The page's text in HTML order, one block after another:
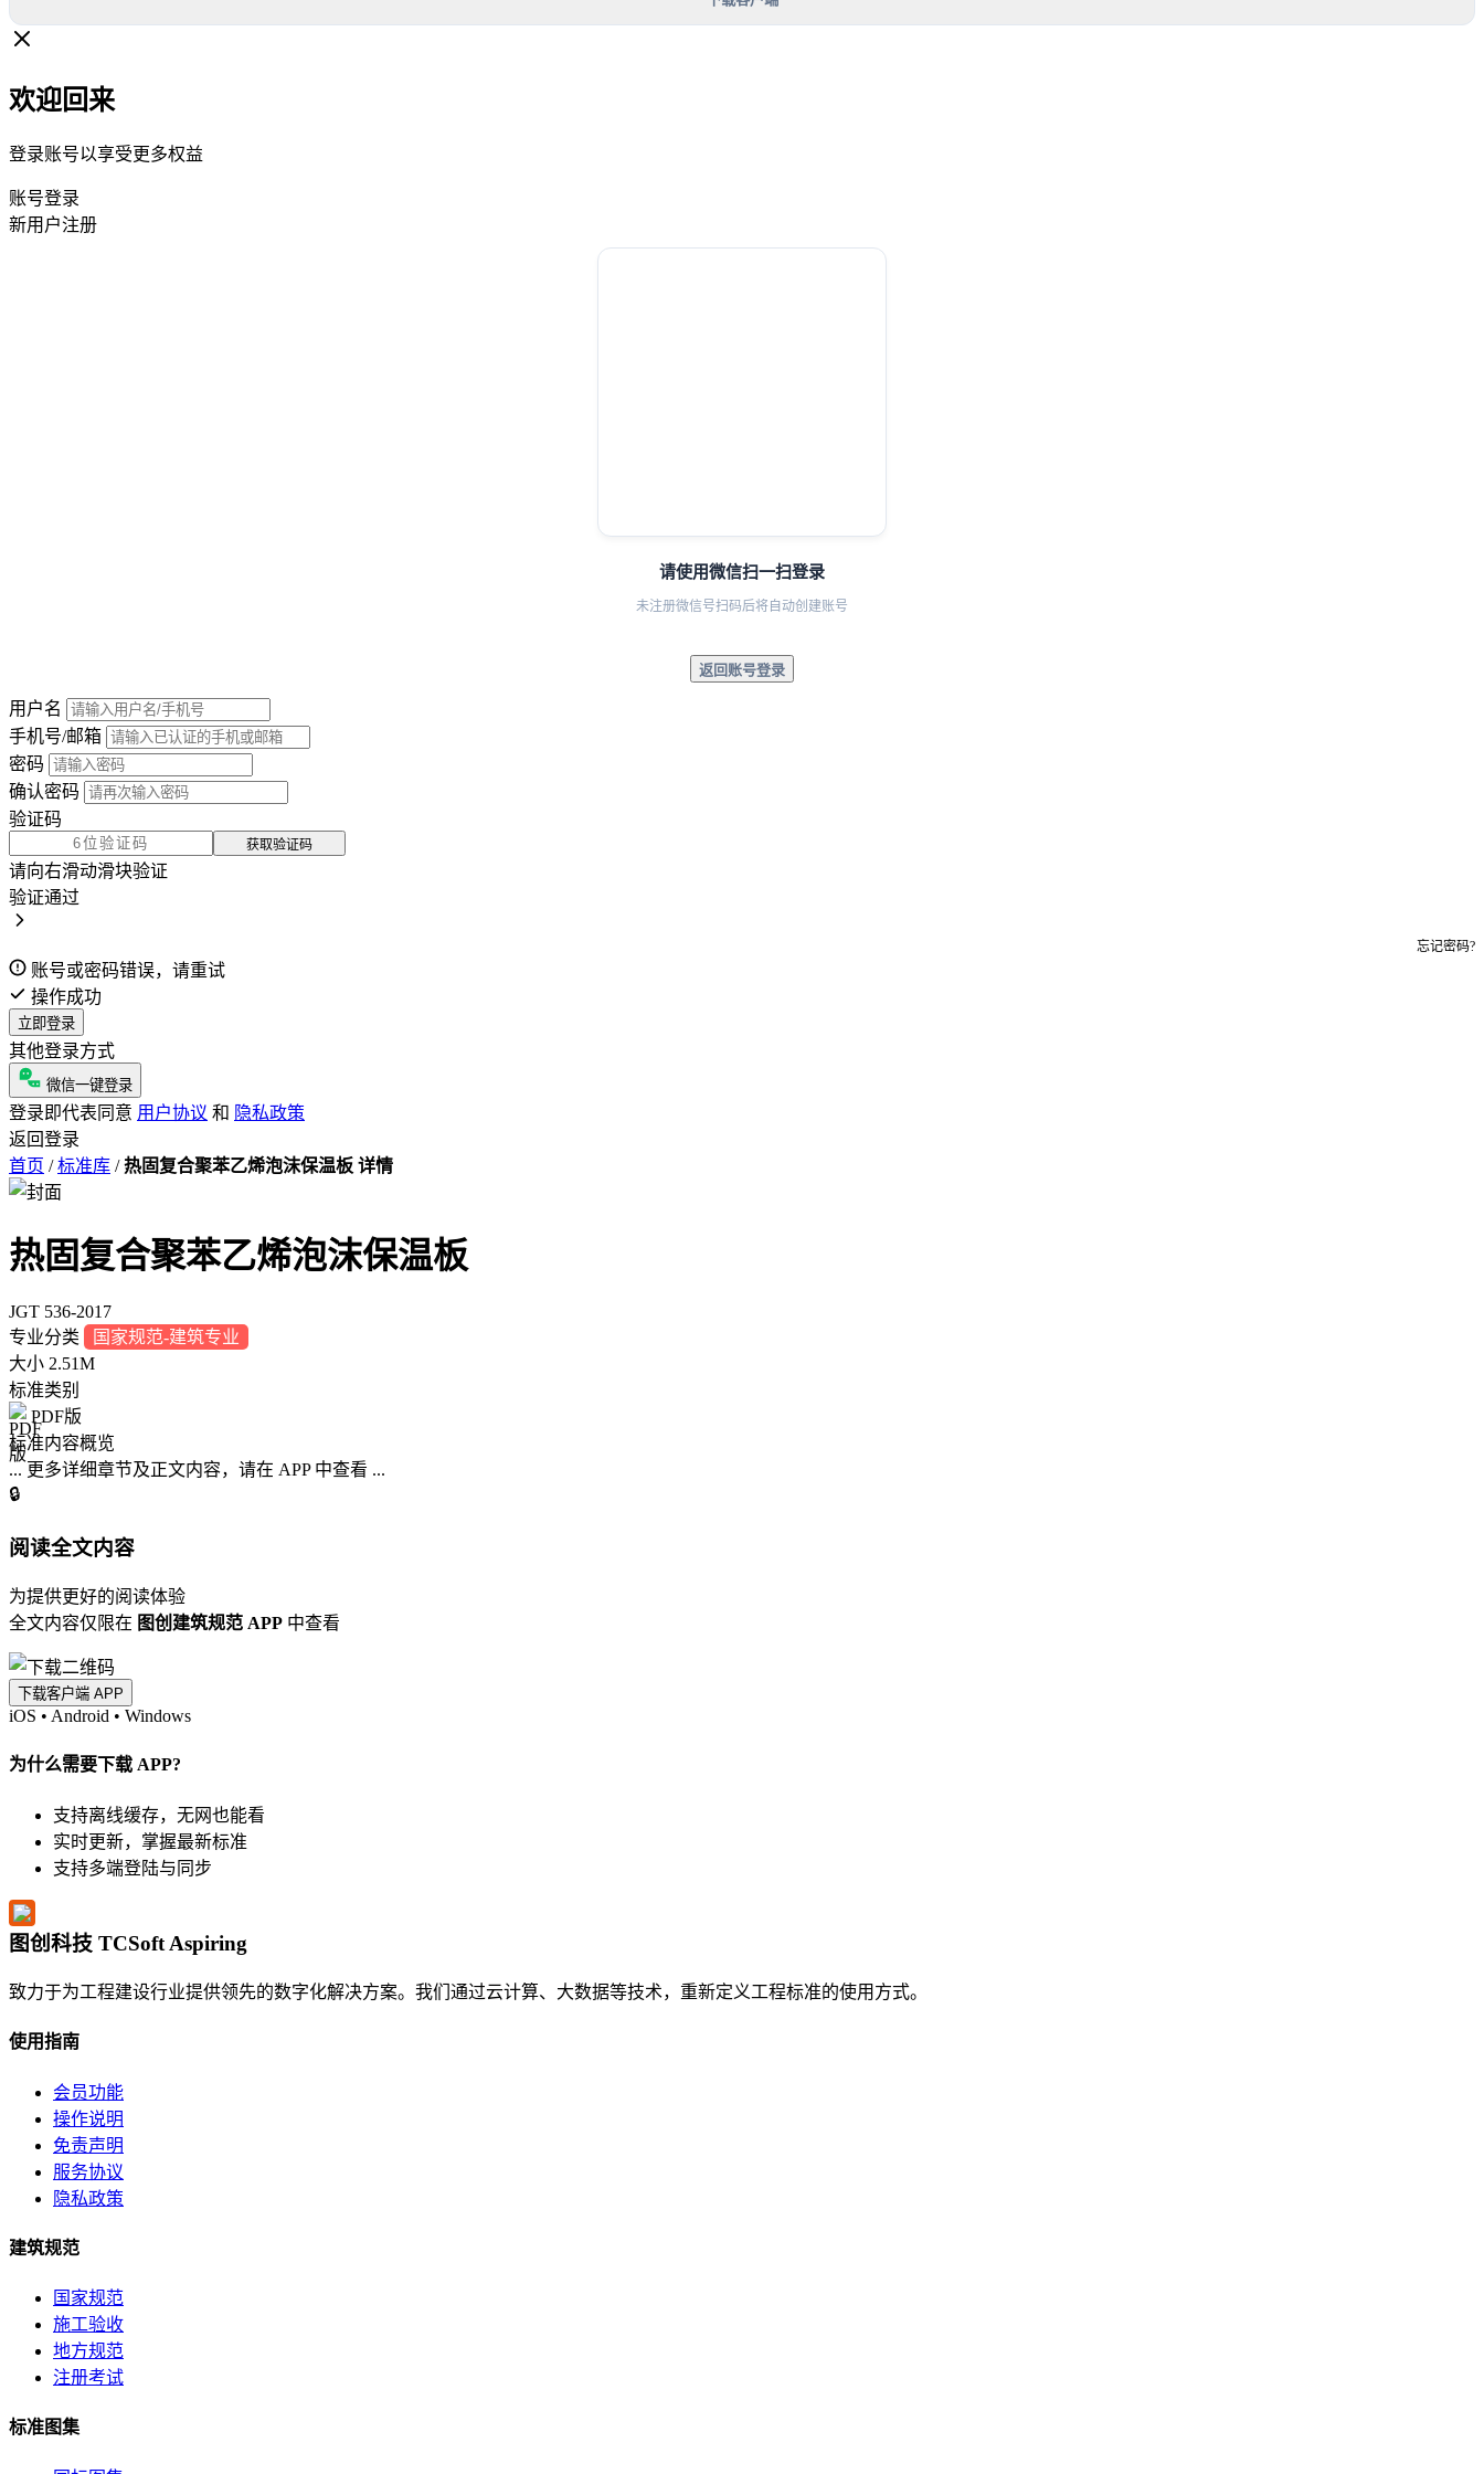
欢迎回来
登录账号以享受更多权益
账号登录
新用户注册
请使用微信扫一扫登录
未注册微信号扫码后将自动创建账号
返回账号登录
用户名
手机号/邮箱
密码
确认密码
验证码
获取验证码
请向右滑动滑块验证
验证通过
忘记密码?
账号或密码错误，请重试
操作成功
立即登录
其他登录方式
微信一键登录
登录即代表同意 用户协议 和 隐私政策
返回登录
首页 / 标准库 / 热固复合聚苯乙烯泡沫保温板 详情
热固复合聚苯乙烯泡沫保温板
JGT 536-2017
专业分类
国家规范-建筑专业
大小 2.51M
标准类别
PDF版
标准内容概览
... 更多详细章节及正文内容，请在 APP 中查看 ...
🔒
阅读全文内容
为提供更好的阅读体验
全文内容仅限在 图创建筑规范 APP 中查看
下载客户端 APP
iOS • Android • Windows
为什么需要下载 APP?
支持离线缓存，无网也能看
实时更新，掌握最新标准
支持多端登陆与同步
图创科技 TCSoft Aspiring
致力于为工程建设行业提供领先的数字化解决方案。我们通过云计算、大数据等技术，重新定义工程标准的使用方式。
使用指南
会员功能
操作说明
免责声明
服务协议
隐私政策
建筑规范
国家规范
施工验收
地方规范
注册考试
标准图集